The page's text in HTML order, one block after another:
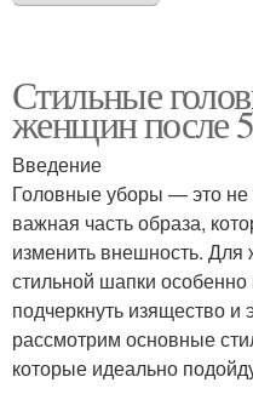
Стильные
женщин после
Введение
Головные уборы — это не
важная часть образа,
изменить внешность.
стильной шапки особенно
подчеркнуть изящество и
рассмотрим основные
которые идеально